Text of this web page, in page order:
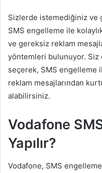
Sizlerde istemediğiniz ve
SMS engelleme ile
ve gereksiz reklam
yöntemleri bulunuyor.
seçerek, SMS engelleme
reklam mesajlarından
alabilirsiniz.
Vodafone
Yapılır?
Vodafone, SMS